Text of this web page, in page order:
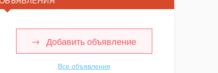
Добавить объявление
Все объявления